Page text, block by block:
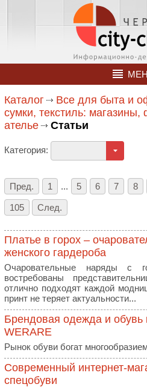
Каталог Все для быта и
сумки, текстиль: магазины,
ателье
Статьи
Категория:
Пред. 1 ... 5 6 7 8
105 След.
Платье в горох –
женского гардероба
Очаровательные наряды с
востребованы
отлично подходят каждой
принт не теряет актуальности...
Брендовая одежда и обувь
WERARE
Рынок обуви богат
Современный интернет-
спецобуви